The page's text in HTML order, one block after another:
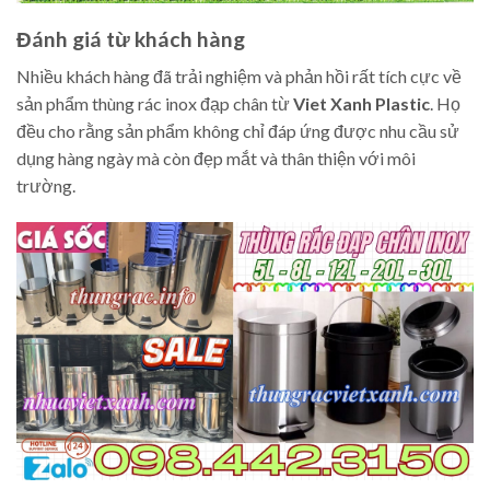
Đánh giá từ khách hàng
Nhiều khách hàng đã trải nghiệm và phản hồi rất tích cực về
sản phẩm thùng rác inox đạp chân từViet Xanh Plastic. Họ
đều cho rằng sản phẩm không chỉ đáp ứng được nhu cầu sử
dụng hàng ngày mà còn đẹp mắt và thân thiện với môi
trường.